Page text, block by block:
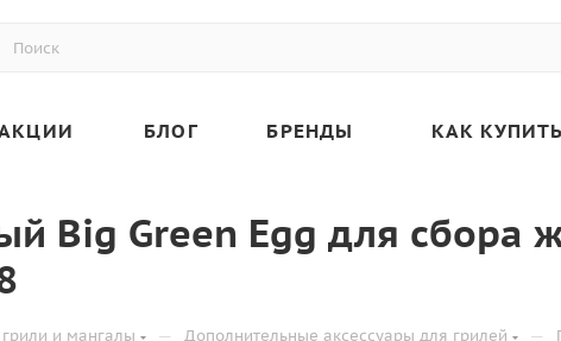
БЛОГ БРЕНДЫ КАК КУПИТЬ
Big Green Egg для сбора
и мангалы — Дополнительные аксессуары для грилей —